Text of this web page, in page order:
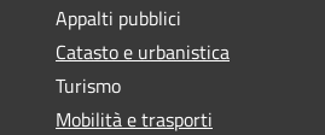
Appalti pubblici
Catasto e urbanistica
Turismo
Mobilità e trasporti